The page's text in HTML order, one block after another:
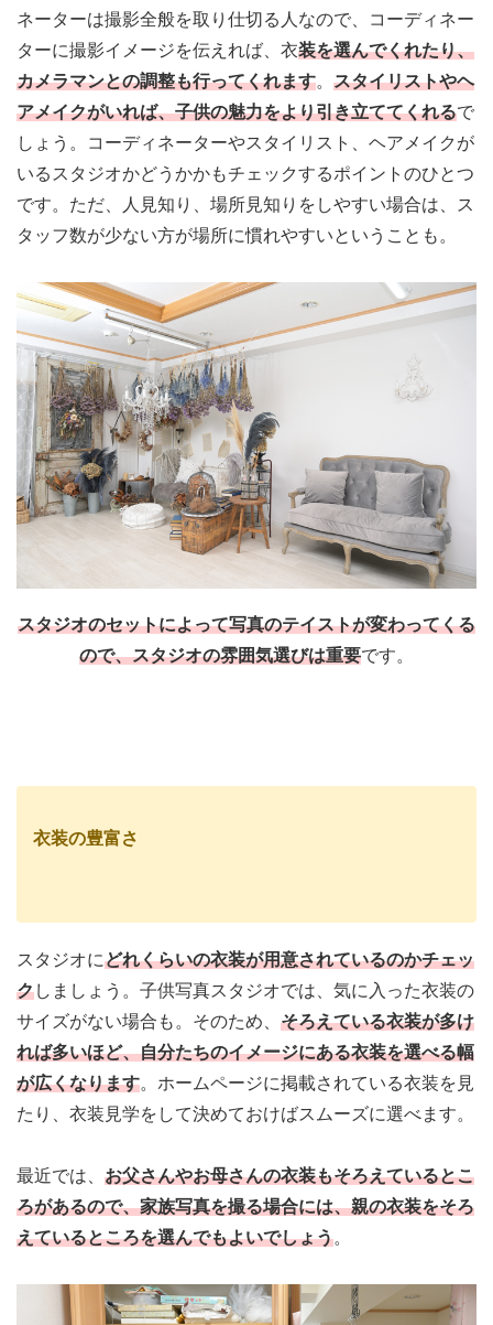
ネーターは撮影全般を取り仕切る人なので、コーディネー
ターに撮影イメージを伝えれば、衣装を選んでくれたり、
カメラマンとの調整も行ってくれます。 スタイリストやヘ
アメイクがいれば、子供の魅力をより引き立ててくれるで
しょう。
コーディネーターやスタイリスト、ヘアメイクが
いるスタジオかどうかかもチェックするポイントのひとつ
です。ただ、人見知り、場所見知りをしやすい場合は、ス
タッフ数が少ない方が場所に慣れやすいということも。
スタジオのセットによって写真のテイストが変わってくる
ので、スタジオの雰囲気選びは重要です。
衣装の豊富さ
スタジオにどれくらいの衣装が用意されているのかチェッ
クしましょう。子供写真スタジオでは、気に入った衣装の
サイズがない場合も。 そのため、 そろえている衣装が多け
れば多いほど、自分たちのイメージにある衣装を選べる幅
が広くなります。ホームページに掲載されている衣装を見
たり、衣装見学をして決めておけばスムーズに選べます。
最近では、 お父さんやお母さんの衣装もそろえているとこ
ろがあるので、家族写真を撮る場合には、親の衣装をそろ
えているところを選んでもよいでしょう。